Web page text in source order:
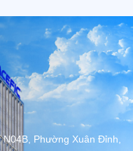
Phường Xuân Đỉnh,